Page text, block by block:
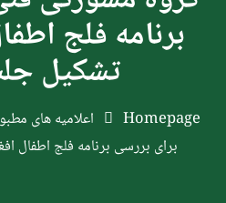
برنامه فلج
تشکیل
Homepage اعلامیه های
برای بررسی برنامه فلج اطفال